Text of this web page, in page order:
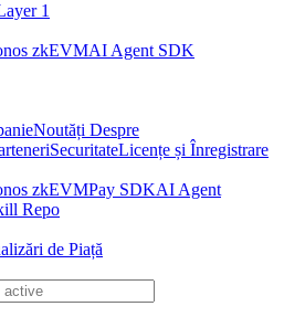
1
zkEVMAI Agent SDK
Noutăți Despre
SecuritateLicențe și Înregistrare
zkEVMPay SDKAI Agent
Repo
de Piață